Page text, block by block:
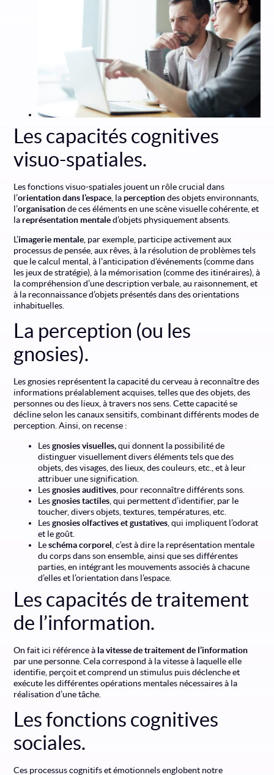
Les capacités cognitives
visuo-spatiales.
Les fonctions visuo-spatiales jouent un rôle crucial dans
l’orientation dans l’espace , la perceptiondes objets environnants,
l’organisationde ces éléments en une scène visuelle cohérente, et
la représentation mentaled’objets physiquement absents.
L’imagerie mentale , par exemple, participe activement aux
processus de pensée, aux rêves, à la résolution de problèmes tels
que le calcul mental, à l’anticipation d’événements (comme dans
les jeux de stratégie), à la mémorisation (comme des itinéraires), à
la compréhension d’une description verbale, au raisonnement, et
à la reconnaissance d’objets présentés dans des orientations
inhabituelles.
La perception (ou les
gnosies).
Les gnosies représentent la capacité du cerveau à reconnaître des
informations préalablement acquises, telles que des objets, des
personnes ou des lieux, à travers nos sens. Cette capacité se
décline selon les canaux sensitifs, combinant différents modes de
perception. Ainsi, on recense :
Lesgnosies visuelles,qui donnent la possibilité de
distinguer visuellement divers éléments tels que des
objets, des visages, des lieux, des couleurs, etc., et à leur
attribuer une signification.
Lesgnosies auditives , pour reconnaître différents sons.
Lesgnosies tactiles , qui permettent d’identifier, par le
toucher, divers objets, textures, températures, etc.
Lesgnosies olfactives et gustatives , qui impliquent l’odorat
et le goût.
Leschéma corporel , c’est à dire la représentation mentale
du corps dans son ensemble, ainsi que ses différentes
parties, en intégrant les mouvements associés à chacune
d’elles et l’orientation dans l’espace.
Les capacités de traitement
de l’information.
On fait ici référence à la vitesse de traitement de l’information
par une personne. Cela correspond à la vitesse à laquelle elle
identifie, perçoit et comprend un stimulus puis déclenche et
exécute les différentes opérations mentales nécessaires à la
réalisation d’une tâche.
Les fonctions cognitives
sociales.
Ces processus cognitifs et émotionnels englobent notre